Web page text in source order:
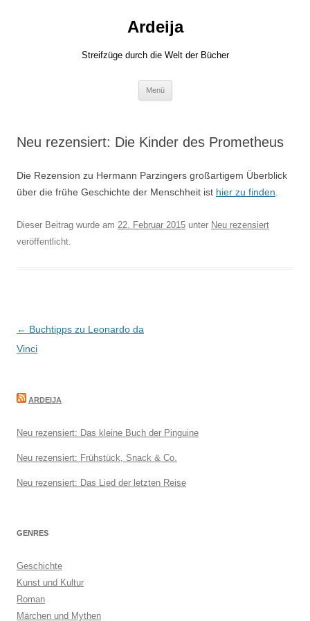
Ardeija
Streifzüge durch die Welt der Bücher
Menü
Neu rezensiert: Die Kinder des Prometheus
Die Rezension zu Hermann Parzingers großartigem Überblick
über die frühe Geschichte der Menschheit ist hier zu finden
Dieser Beitrag wurde am 22. Februar 2015 unter Neu rezensiert
veröffentlicht.
Beitragsnavigation
← Buchtipps zu Leonardo da
Vinci
ARDEIJA
Neu rezensiert: Das kleine Buch der Pinguine
Neu rezensiert: Frühstück, Snack & Co.
Neu rezensiert: Das Lied der letzten Reise
GENRES
Geschichte
Kunst und Kultur
Roman
Märchen und Mythen